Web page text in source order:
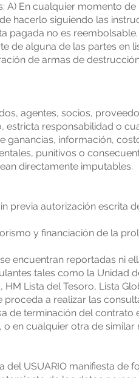
A) En cualquier momento
hacerlo siguiendo las
pagada no es
de alguna de las partes en
de armas de
agentes, socios,
responsabilidad o
información,
punitivos o
directamente imputables.
previa autorización escrita
y financiación de la
encuentran reportadas ni
tales como la Unidad
Lista del Tesoro, Lista
a realizar las
de terminación del
en cualquier otra de similar
USUARIO manifiesta de